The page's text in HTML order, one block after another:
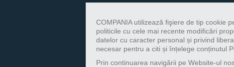
COMPANIA utilizează fişiere de tip cookie
politicile cu cele mai recente modificări
datelor cu caracter personal și privind
necesar pentru a citi și înțelege conținutul
Prin continuarea navigării pe Website-ul